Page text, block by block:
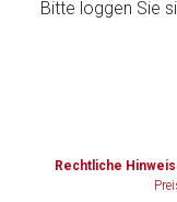
Bitte loggen Sie
Rechtliche